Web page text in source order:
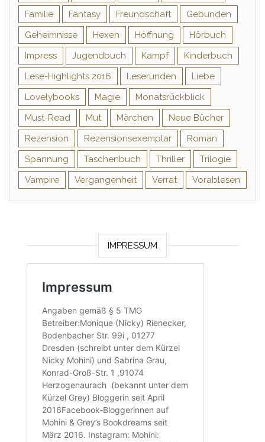
Familie
Fantasy Freundschaft
Gebunden
Geheimnisse
Hexen Hoffnung
Hörbuch
Impress
Jugendbuch Kampf
Kinderbuch
Lese-Highlights 2016
Leserunden
Liebe
Lovelybooks
Magie
Monatsrückblick
Must-Read
Mut Märchen
Neue Bücher
Rezension
Rezensionsexemplar
Roman
Spannung
Taschenbuch Thriller
Trilogie
Vampire
Vergangenheit Verrat Vorablesen
IMPRESSUM